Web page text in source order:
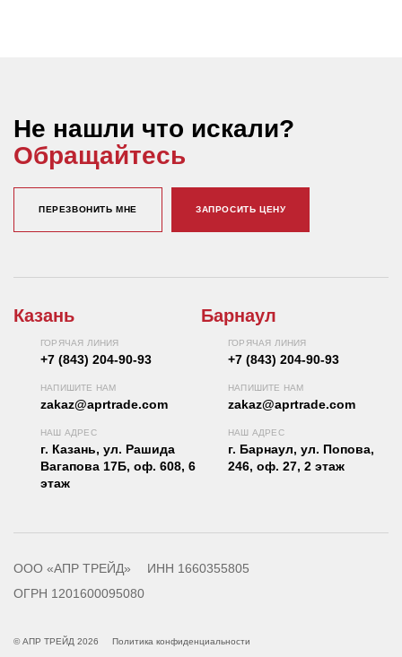
Не нашли что искали?
Обращайтесь
ПЕРЕЗВОНИТЬ МНЕ ЗАПРОСИТЬ ЦЕНУ
Казань
ГОРЯЧАЯ ЛИНИЯ
+7 (843) 204-90-93
НАПИШИТЕ НАМ
zakaz@aprtrade.com
НАШ АДРЕС
г. Казань, ул. Рашида
Вагапова 17Б, оф. 608, 6
этаж
Барнаул
ГОРЯЧАЯ ЛИНИЯ
+7 (843) 204-90-93
НАПИШИТЕ НАМ
zakaz@aprtrade.com
НАШ АДРЕС
г. Барнаул, ул. Попова,
246, оф. 27, 2 этаж
ООО «АПР ТРЕЙД»
ИНН 1660355805
ОГРН 1201600095080
© АПР ТРЕЙД 2026 Политика конфиденциальности